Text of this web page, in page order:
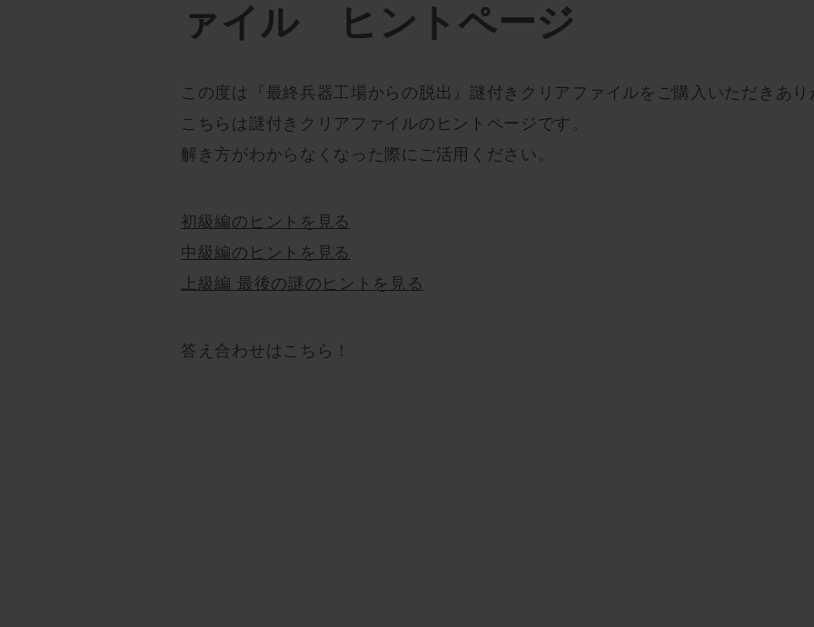
ァイル ヒントページ
この度は『最終兵器工場からの脱出』謎付きクリアファイルをご購入いただきあ
こちらは謎付きクリアファイルのヒントページです。
解き方がわからなくなった際にご活用ください。
初級編のヒントを見る
中級編のヒントを見る
上級編 最後の謎のヒントを見る
答え合わせはこちら！